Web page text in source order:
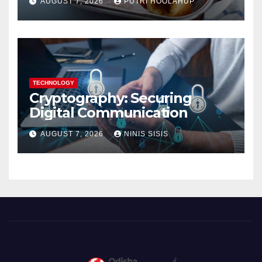
TECHNOLOGY
Cryptography: Securing
Digital Communication
AUGUST 7, 2026 NINIS SISIS